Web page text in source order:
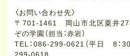
〈お問い合わせ先〉
〒701-1461 岡山市北区粟井
ぞの学園（担当：赤岩）
TEL：086-299-0621（平日 8：
299-0618